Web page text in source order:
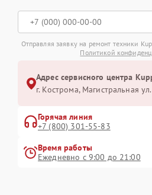
Отправляя заявку на ремонт техники
Политикой
Адрес сервисного центра
г. Кострома, Магистральная
Горячая линия
+7 (800) 301-55-83
Время работы
Ежедневно с 9:00 до 21:00